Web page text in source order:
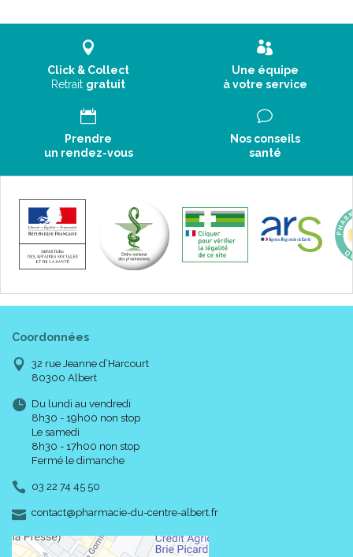
Click & Collect
Retrait gratuit
Une équipe
à votre service
Prendre
un rendez-vous
Nos conseils
santé
Coordonnées
32 rue Jeanne d’Harcourt
80300 Albert
Du lundi au vendredi
8h30 - 19h00 non stop
Le samedi
8h30 - 17h00 non stop
Fermé le dimanche
03 22 74 45 50
contact-
@-
pharmacie-du-centre-albert.fr